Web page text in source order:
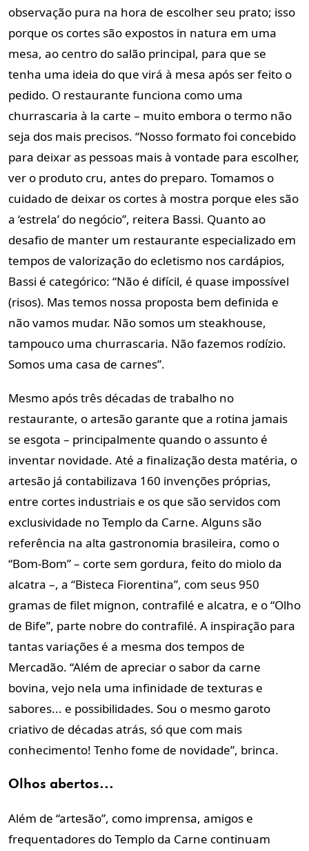
observação pura na hora de escolher seu prato; isso
porque os cortes são expostos in natura em uma
mesa, ao centro do salão principal, para que se
tenha uma ideia do que virá à mesa após ser feito o
pedido. O restaurante funciona como uma
churrascaria à la carte – muito embora o termo não
seja dos mais precisos. “Nosso formato foi concebido
para deixar as pessoas mais à vontade para escolher,
ver o produto cru, antes do preparo. Tomamos o
cuidado de deixar os cortes à mostra porque eles são
a ‘estrela’ do negócio”, reitera Bassi. Quanto ao
desafio de manter um restaurante especializado em
tempos de valorização do ecletismo nos cardápios,
Bassi é categórico: “Não é difícil, é quase impossível
(risos). Mas temos nossa proposta bem definida e
não vamos mudar. Não somos um steakhouse,
tampouco uma churrascaria. Não fazemos rodízio.
Somos uma casa de carnes”.
Mesmo após três décadas de trabalho no
restaurante, o artesão garante que a rotina jamais
se esgota – principalmente quando o assunto é
inventar novidade. Até a finalização desta matéria, o
artesão já contabilizava 160 invenções próprias,
entre cortes industriais e os que são servidos com
exclusividade no Templo da Carne. Alguns são
referência na alta gastronomia brasileira, como o
“Bom-Bom” – corte sem gordura, feito do miolo da
alcatra –, a “Bisteca Fiorentina”, com seus 950
gramas de filet mignon, contrafilé e alcatra, e o “Olho
de Bife”, parte nobre do contrafilé. A inspiração para
tantas variações é a mesma dos tempos de
Mercadão. “Além de apreciar o sabor da carne
bovina, vejo nela uma infinidade de texturas e
sabores... e possibilidades. Sou o mesmo garoto
criativo de décadas atrás, só que com mais
conhecimento! Tenho fome de novidade”, brinca.
Olhos abertos...
Além de “artesão”, como imprensa, amigos e
frequentadores do Templo da Carne continuam